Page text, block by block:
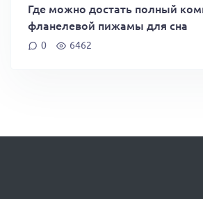
Где можно достать полный
фланелевой пижамы для сна
0 6462